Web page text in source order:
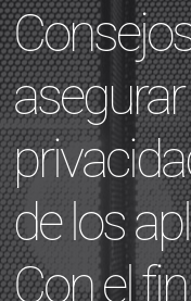
de los
Con el